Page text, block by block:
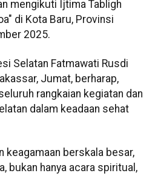
mengikuti Ijtima Tabligh
di Kota Baru, Provinsi
2025.
Selatan Fatmawati Rusdi
Jumat, berharap,
rangkaian kegiatan dan
dalam keadaan sehat
keagamaan berskala besar,
bukan hanya acara spiritual,